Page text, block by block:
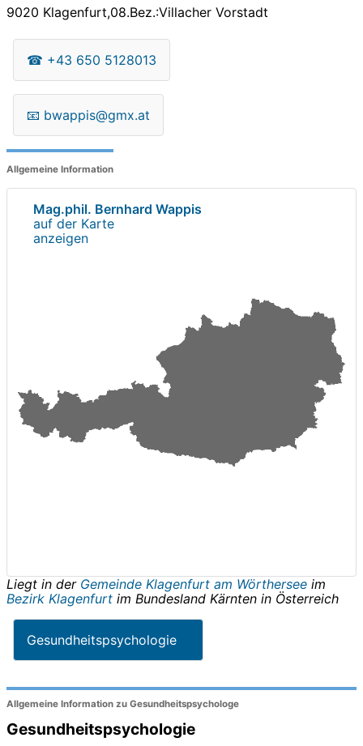
9020 Klagenfurt,08.Bez.:Villacher Vorstadt
☎ +43 650 5128013
📧 bwappis@gmx.at
Allgemeine Information
Mag.phil. Bernhard Wappis
auf der Karte
anzeigen
Liegt in der Gemeinde Klagenfurt am Wörthersee im
Bezirk Klagenfurt im Bundesland Kärnten in Österreich
Gesundheitspsychologie
Allgemeine Information zu Gesundheitspsychologe
Gesundheitspsychologie